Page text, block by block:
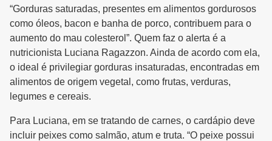
“Gorduras saturadas, presentes em alimentos gordurosos
como óleos, bacon e banha de porco, contribuem para o
aumento do mau colesterol”. Quem faz o alerta é a
nutricionista Luciana Ragazzon. Ainda de acordo com ela,
o ideal é privilegiar gorduras insaturadas, encontradas em
alimentos de origem vegetal, como frutas, verduras,
legumes e cereais.
Para Luciana, em se tratando de carnes, o cardápio deve
incluir peixes como salmão, atum e truta. “O peixe possui